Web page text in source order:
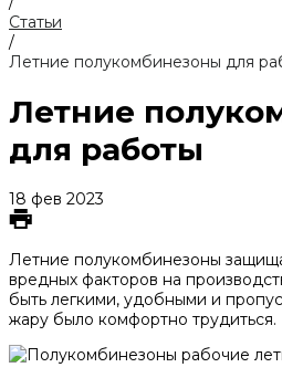
Статьи
/
Летние полукомбинезоны для
Летние
для работы
18 фев 2023
Летние полукомбинезоны
вредных факторов на
быть легкими, удобными и
жару было комфортно трудиться.